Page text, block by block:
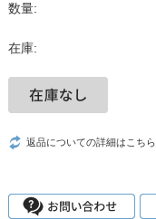
数量:
在庫:
返品についての詳細はこちら